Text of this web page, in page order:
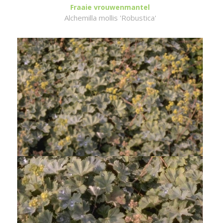
Fraaie vrouwenmantel
Alchemilla mollis 'Robustica'